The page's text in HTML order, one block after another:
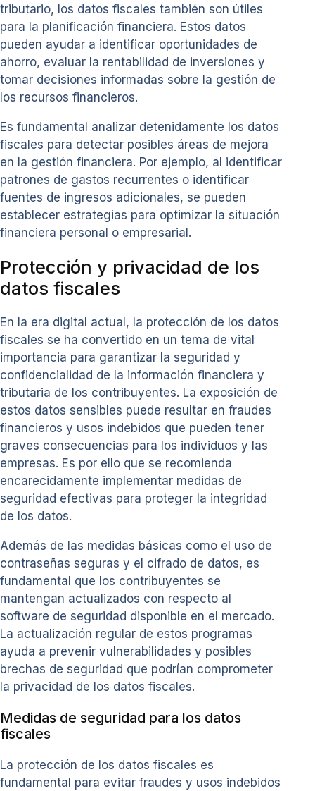
tributario, los datos fiscales también son útiles
para la planificación financiera. Estos datos
pueden ayudar a identificar oportunidades de
ahorro, evaluar la rentabilidad de inversiones y
tomar decisiones informadas sobre la gestión de
los recursos financieros.
Es fundamental analizar detenidamente los datos
fiscales para detectar posibles áreas de mejora
en la gestión financiera. Por ejemplo, al identificar
patrones de gastos recurrentes o identificar
fuentes de ingresos adicionales, se pueden
establecer estrategias para optimizar la situación
financiera personal o empresarial.
Protección y privacidad de los
datos fiscales
En la era digital actual, la protección de los datos
fiscales se ha convertido en un tema de vital
importancia para garantizar la seguridad y
confidencialidad de la información financiera y
tributaria de los contribuyentes. La exposición de
estos datos sensibles puede resultar en fraudes
financieros y usos indebidos que pueden tener
graves consecuencias para los individuos y las
empresas. Es por ello que se recomienda
encarecidamente implementar medidas de
seguridad efectivas para proteger la integridad
de los datos.
Además de las medidas básicas como el uso de
contraseñas seguras y el cifrado de datos, es
fundamental que los contribuyentes se
mantengan actualizados con respecto al
software de seguridad disponible en el mercado.
La actualización regular de estos programas
ayuda a prevenir vulnerabilidades y posibles
brechas de seguridad que podrían comprometer
la privacidad de los datos fiscales.
Medidas de seguridad para los datos
fiscales
La protección de los datos fiscales es
fundamental para evitar fraudes y usos indebidos